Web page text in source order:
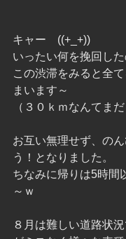
キャー　((+_+))
いったい何を挽回した
この渋滞をみると全
まいます～
（３０ｋｍなんてまだ
お互い無理せず、の
う！となりました。
ちなみに帰りは5時間
～ｗ
８月は難しい道路状